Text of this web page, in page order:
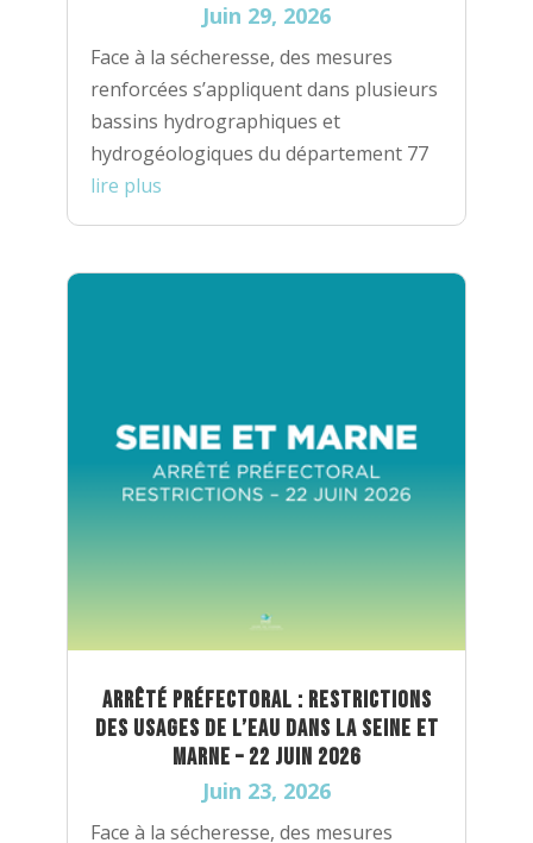
Juin 29, 2026
Face à la sécheresse, des mesures
renforcées s’appliquent dans plusieurs
bassins hydrographiques et
hydrogéologiques du département 77
lire plus
Arrêté préfectoral : Restrictions
des usages de l’eau dans la Seine et
Marne – 22 Juin 2026
Juin 23, 2026
Face à la sécheresse, des mesures